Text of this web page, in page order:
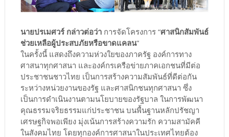
นายปรเมศวร์ กล่าวต่อว่าการจัดโครงการ “ศาสนิกสัมพันธ์
ช่วยเหลือผู้ประสบภัยหรือขาดแคลน”
ในครั้งนี้ แสดงถึงความห่วงใยของภาครัฐ องค์การทาง
ศาสนาทุกศาสนา และองค์กรเครือข่ายภาคเอกชนที่มีต่อ
ประชาชนชาวไทย เป็นการสร้างความสัมพันธ์ที่ดีต่อกัน
ระหว่างหน่วยงานของรัฐ และศาสนิกชนทุกศาสนา ซึ่ง
เป็นการดำเนินงานตามนโยบายของรัฐบาล ในการพัฒนา
คุณธรรมจริยธรรมแก่ประชาชน บนพื้นฐานหลักปรัชญา
เศรษฐกิจพอเพียง มุ่งเน้นการสร้างความรัก ความสามัคคี
ในสังคมไทย โดยทุกองค์การศาสนาในประเทศไทยต้อง